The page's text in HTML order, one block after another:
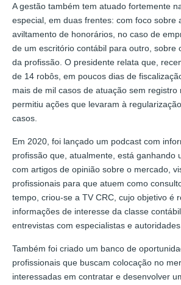
A gestão também tem atuado fortemente
especial, em duas frentes: com foco sobre
aviltamento de honorários, no caso de
de um escritório contábil para outro, sobre
da profissão. O presidente relata que,
de 14 robôs, em poucos dias de
mais de mil casos de atuação sem registro
permitiu ações que levaram à
casos.
Em 2020, foi lançado um podcast com
profissão que, atualmente, está ganhando
com artigos de opinião sobre o mercado,
profissionais para que atuem como
tempo, criou-se a TV CRC, cujo objetivo é
informações de interesse da classe
entrevistas com especialistas e autoridades.
Também foi criado um banco de
profissionais que buscam colocação no
interessadas em contratar e desenvolver